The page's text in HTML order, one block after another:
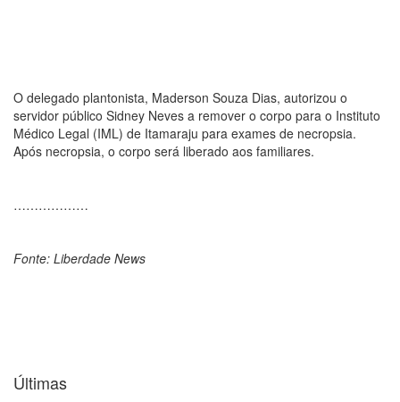
O delegado plantonista, Maderson Souza Dias, autorizou o
servidor público Sidney Neves a remover o corpo para o Instituto
Médico Legal (IML) de Itamaraju para exames de necropsia.
Após necropsia, o corpo será liberado aos familiares.
………………
Fonte: Liberdade News
Últimas